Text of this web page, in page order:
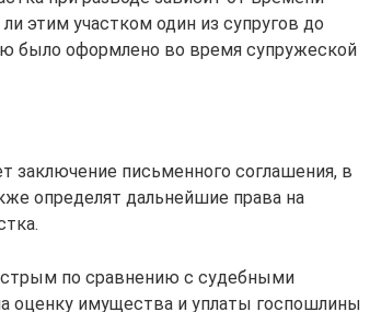
этим участком один из супругов до
было оформлено во время супружеской
заключение письменного соглашения, в
определят дальнейшие права на
по сравнению с судебными
оценку имущества и уплаты госпошлины